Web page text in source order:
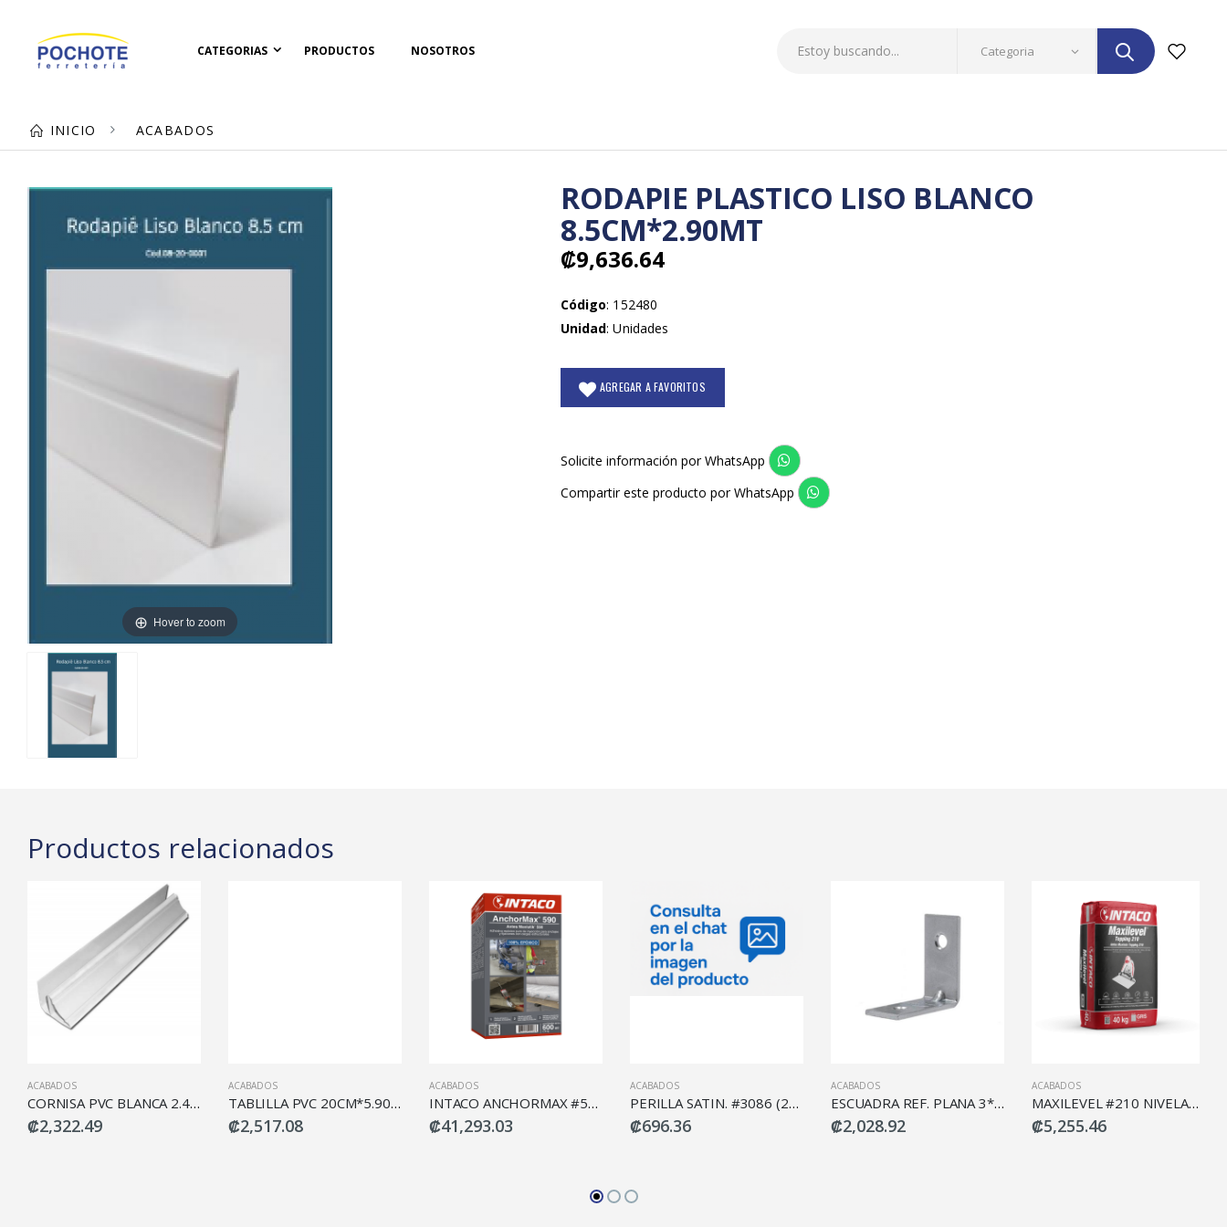
CATEGORIAS PRODUCTOS NOSOTROS
INICIO ACABADOS
Hover to zoom
RODAPIE PLASTICO LISO BLANCO
8.5CM*2.90MT
₡9,636.64
Código: 152480
Unidad: Unidades
AGREGAR A FAVORITOS
Solicite información por WhatsApp
Compartir este producto por WhatsApp
Productos relacionados
ACABADOS
CORNISA PVC BLANCA 2.40MT
₡2,322.49
ACABADOS
TABLILLA PVC 20CM*5.90M BLANCA MAYIST
₡2,517.08
ACABADOS
INTACO ANCHORMAX #590 ANCL 600ML
₡41,293.03
ACABADOS
PERILLA SATIN. #3086 (2PCS) DECOSTEEL
₡696.36
ACABADOS
ESCUADRA REF. PLANA 3*3 (6PCS) DECOSTEEL
₡2,028.92
ACABADOS
MAXILEVEL #210 NIVELADOR PISO SACO 40K
₡5,255.46